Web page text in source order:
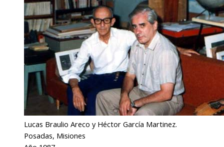
Lucas Braulio Areco y Héctor García Martinez.
Posadas, Misiones